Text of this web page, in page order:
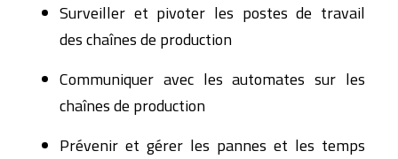
Surveiller et pivoter les postes de travail
des chaînes de production
Communiquer avec les automates sur les
chaînes de production
Prévenir et gérer les pannes et les temps